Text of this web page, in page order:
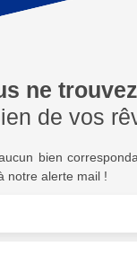
ne
de vos
bien
notre alerte mail !